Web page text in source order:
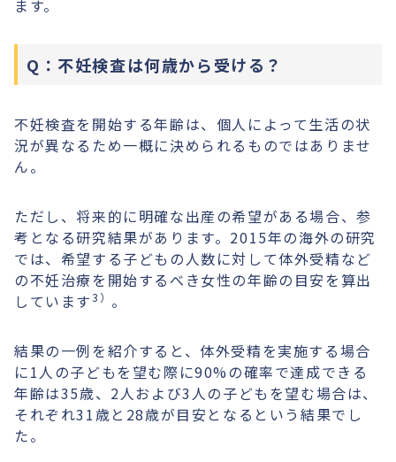
ます。
Q：不妊検査は何歳から受ける？
不妊検査を開始する年齢は、個人によって生活の状
況が異なるため一概に決められるものではありませ
ん。
ただし、将来的に明確な出産の希望がある場合、参
考となる研究結果があります。2015年の海外の研究
では、希望する子どもの人数に対して体外受精など
の不妊治療を開始するべき女性の年齢の目安を算出
しています3） 。
結果の一例を紹介すると、体外受精を実施する場合
に1人の子どもを望む際に90%の確率で達成できる
年齢は35歳、2人および3人の子どもを望む場合は、
それぞれ31歳と28歳が目安となるという結果でし
た。